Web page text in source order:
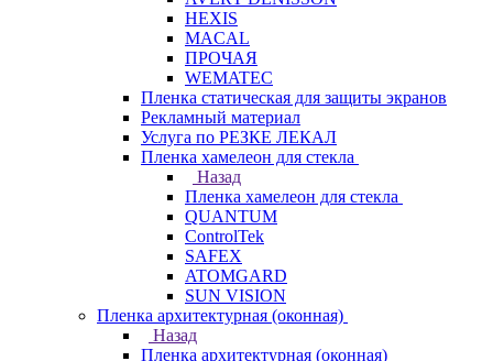
HEXIS
MACAL
ПРОЧАЯ
WEMATEC
Пленка статическая для защиты экранов
Рекламный материал
Услуга по РЕЗКЕ ЛЕКАЛ
Пленка хамелеон для стекла
Назад
Пленка хамелеон для стекла
QUANTUM
ControlTek
SAFEX
ATOMGARD
SUN VISION
Пленка архитектурная (оконная)
Назад
Пленка архитектурная (оконная)